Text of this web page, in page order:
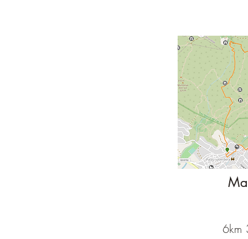
6km